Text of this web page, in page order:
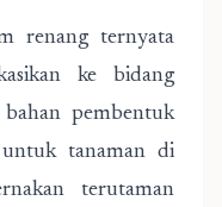
renang ternyata
ke bidang
pembentuk
tanaman di
terutaman